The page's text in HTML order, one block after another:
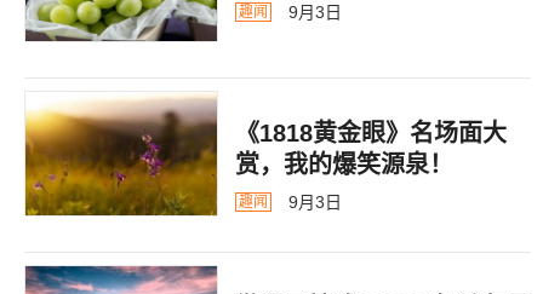
趣闻 9月3日
《1818黄金眼》名场面大
赏，我的爆笑源泉！
趣闻 9月3日